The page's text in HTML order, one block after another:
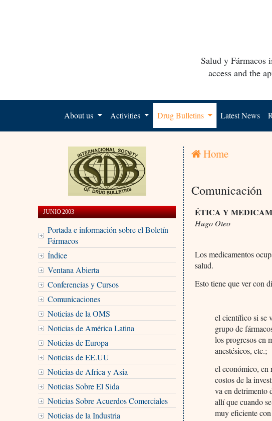
Salud y Fármacos
access and the
About us Activities Drug Bulletins Latest News
JUNIO 2003
Portada e información sobre el Boletín
Fármacos
Índice
Ventana Abierta
Conferencias y Cursos
Comunicaciones
Noticias de la OMS
Noticias de América Latina
Noticias de Europa
Noticias de EE.UU
Noticias de Africa y Asia
Noticias Sobre El Sida
Noticias Sobre Acuerdos Comerciales
Noticias de la Industria
Home
Comunicación
ÉTICA Y
Hugo Oteo
Los medicamentos
salud.
Esto tiene que ver con
el científico si se
grupo de
los progresos en
anestésicos, etc.;
el económico, en
costos de la
va en detrimento
allí que cuando
muy eficiente